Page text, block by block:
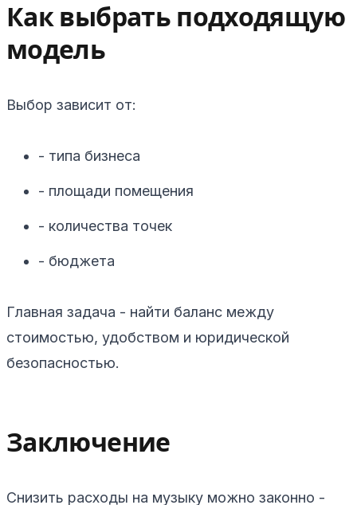
Как выбрать подходящую
модель
Выбор зависит от:
- типа бизнеса
- площади помещения
- количества точек
- бюджета
Главная задача - найти баланс между
стоимостью, удобством и юридической
безопасностью.
Заключение
Снизить расходы на музыку можно законно -